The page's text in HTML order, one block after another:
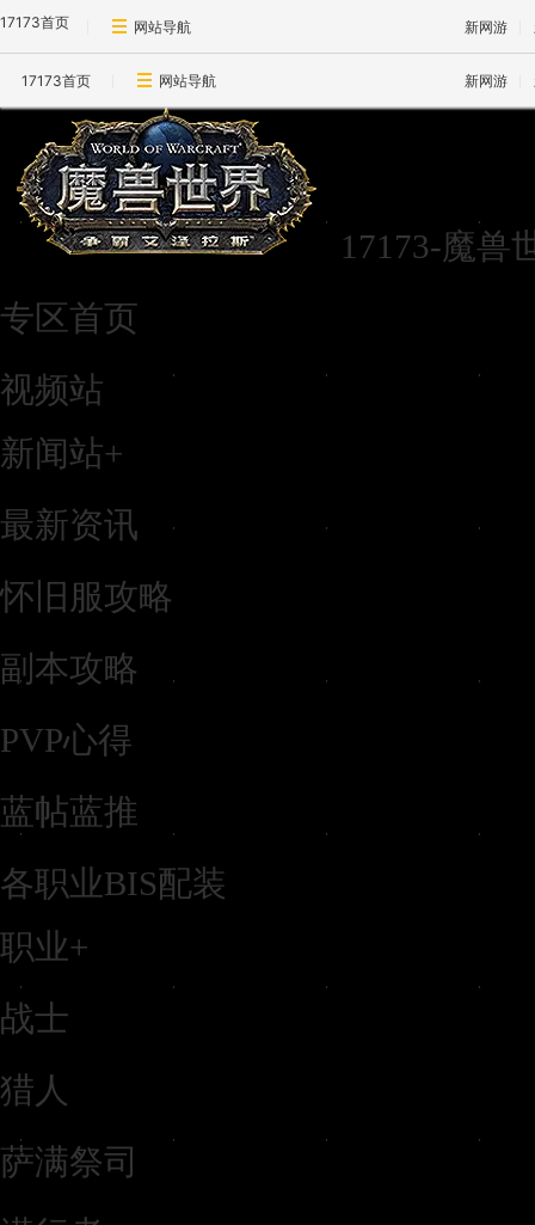
17173首页 网站导航 新网游
17173首页 网站导航 新网游
17173-魔兽
专区首页
视频站
新闻站+
最新资讯
怀旧服攻略
副本攻略
PVP心得
蓝帖蓝推
各职业BIS配装
职业+
战士
猎人
萨满祭司